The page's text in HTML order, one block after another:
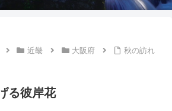
近畿 大阪府
秋の訪れ
る彼岸花